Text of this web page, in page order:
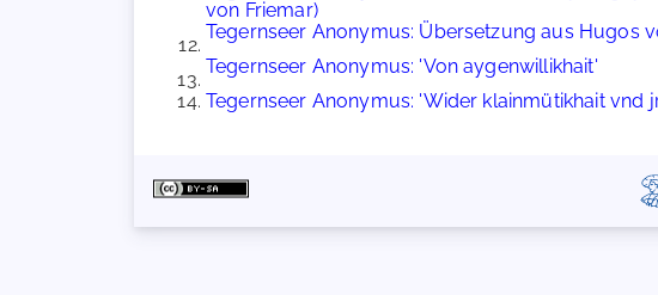
von Friemar)
Tegernseer Anonymus: Übersetzung aus Hugos
Tegernseer Anonymus: 'Von aygenwillikhait'
Tegernseer Anonymus: 'Wider klainmütikhait vnd